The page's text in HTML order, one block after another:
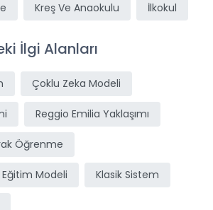
Kreş Ve Anaokulu İlkokul
İlgi Alanları
Çoklu Zeka Modeli
Reggio Emilia Yaklaşımı
Öğrenme
Modeli Klasik Sistem